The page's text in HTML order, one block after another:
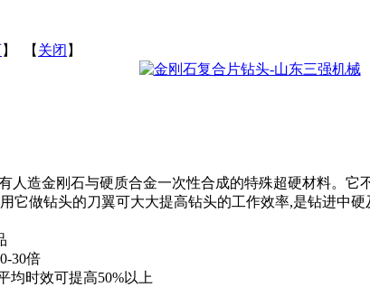
】 【 关闭 】
人造金刚石与硬质合金一次性合成的特殊超硬材料。它
它做钻头的刀翼可大大提高钻头的工作效率,是钻进中硬
30倍
均时效可提高50%以上